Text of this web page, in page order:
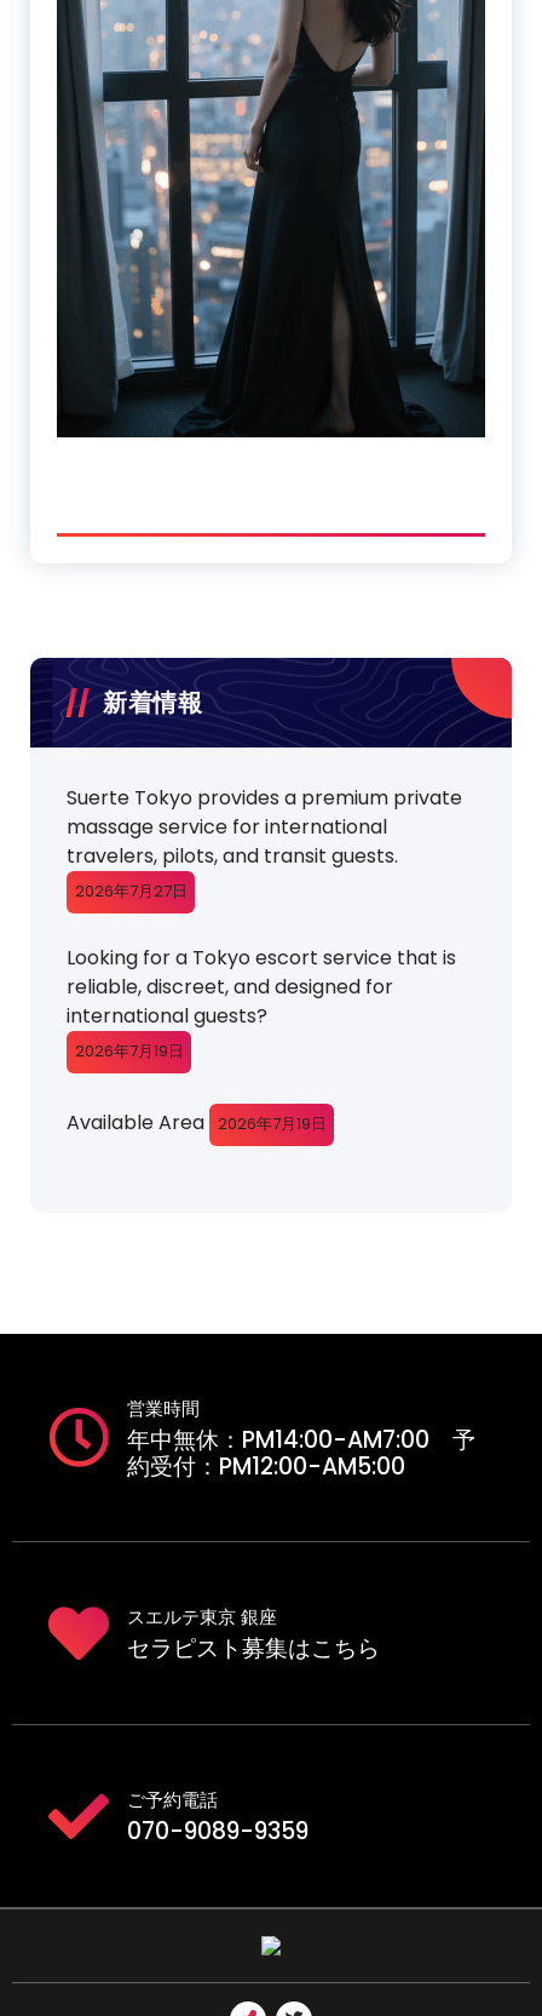
新着情報
Suerte Tokyo provides a premium private
massage service for international
travelers, pilots, and transit guests.
2026年7月27日
Looking for a Tokyo escort service that is
reliable, discreet, and designed for
international guests?
2026年7月19日
Available Area 2026年7月19日
営業時間
年中無休：PM14:00-AM7:00 予
約受付：PM12:00-AM5:00
スエルテ東京 銀座
セラピスト募集はこちら
ご予約電話
070-9089-9359